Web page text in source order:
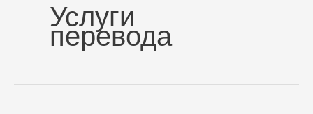
Услуги
перевода